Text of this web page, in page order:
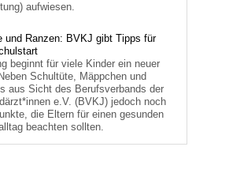
aufwiesen.
und Ranzen: BVKJ gibt Tipps für
beginnt für viele Kinder ein neuer
Schultüte, Mäppchen und
aus Sicht des Berufsverbands der
e.V. (BVKJ) jedoch noch
die Eltern für einen gesunden
beachten sollten.